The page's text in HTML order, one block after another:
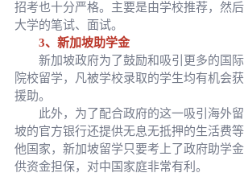
招考也十分严格。主要是由学校推荐，然
大学的笔试、面试。
3、新加坡助学金
新加坡政府为了鼓励和吸引更多的国际
院校留学，凡被学校录取的学生均有机会
援助。
此外，为了配合政府的这一吸引海外留
坡的官方银行还提供无息无抵押的生活费
他国家，新加坡留学只要考上了政府助学
供资金担保，对中国家庭非常有利。